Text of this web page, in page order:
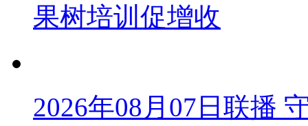
果树培训促增收
2026年08月07日联播